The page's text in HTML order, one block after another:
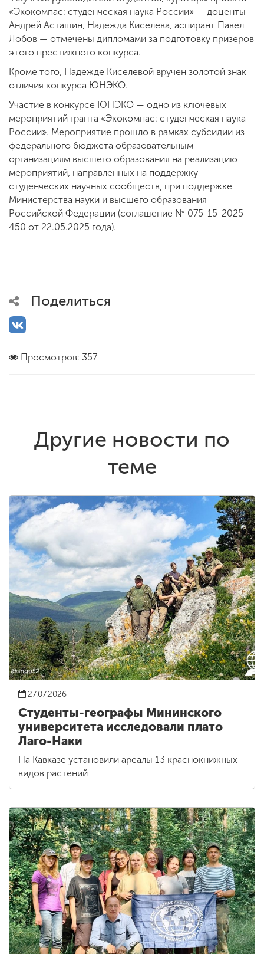
«Экокомпас: студенческая наука России» — доценты
Андрей Асташин, Надежда Киселева, аспирант Павел
Лобов — отмечены дипломами за подготовку призеров
этого престижного конкурса.
Кроме того, Надежде Киселевой вручен золотой знак
отличия конкурса ЮНЭКО.
Участие в конкурсе ЮНЭКО — одно из ключевых
мероприятий гранта «Экокомпас: студенческая наука
России». Мероприятие прошло в рамках субсидии из
федерального бюджета образовательным
организациям высшего образования на реализацию
мероприятий, направленных на поддержку
студенческих научных сообществ, при поддержке
Министерства науки и высшего образования
Российской Федерации (соглашение № 075-15-2025-
450 от 22.05.2025 года).
Поделиться
Просмотров: 357
Другие новости по
теме
27.07.2026
Студенты-географы Мининского
университета исследовали плато
Лаго-Наки
На Кавказе установили ареалы 13 краснокнижных
видов растений